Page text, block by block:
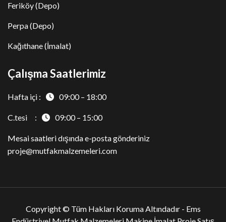
Feriköy (Depo)
Perpa (Depo)
Kağıthane (İmalat)
Çalışma Saatlerimiz
Hafta içi : 09:00 – 18:00
C.tesi : 09:00 – 15:00
Mesai saatleri dışında e-posta gönderiniz
proje@mutfakmalzemeleri.com
Copyright © Tüm Hakları Koruma Altındadır - Ems